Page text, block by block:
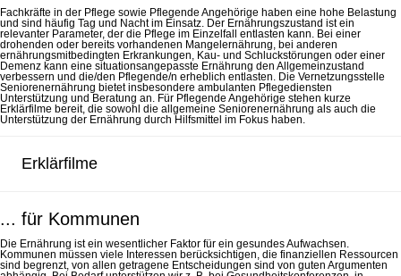
Fachkräfte in der Pflege sowie Pflegende Angehörige haben eine hohe Belastung
und sind häufig Tag und Nacht im Einsatz. Der Ernährungszustand ist ein
relevanter Parameter, der die Pflege im Einzelfall entlasten kann. Bei einer
drohenden oder bereits vorhandenen Mangelernährung, bei anderen
ernährungsmitbedingten Erkrankungen, Kau- und Schluckstörungen oder einer
Demenz kann eine situationsangepasste Ernährung den Allgemeinzustand
verbessern und die/den Pflegende/n erheblich entlasten. Die Vernetzungsstelle
Seniorenernährung bietet insbesondere ambulanten Pflegediensten
Unterstützung und Beratung an. Für Pflegende Angehörige stehen kurze
Erklärfilme bereit, die sowohl die allgemeine Seniorenernährung als auch die
Unterstützung der Ernährung durch Hilfsmittel im Fokus haben.
Erklärfilme
... für Kommunen
Die Ernährung ist ein wesentlicher Faktor für ein gesundes Aufwachsen.
Kommunen müssen viele Interessen berücksichtigen, die finanziellen Ressourcen
sind begrenzt, von allen getragene Entscheidungen sind von guten Argumenten